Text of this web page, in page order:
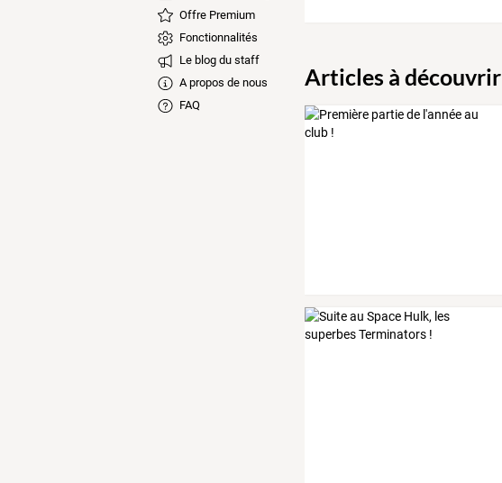
Offre Premium
Fonctionnalités
Le blog du staff
A propos de nous
FAQ
Articles à découvrir